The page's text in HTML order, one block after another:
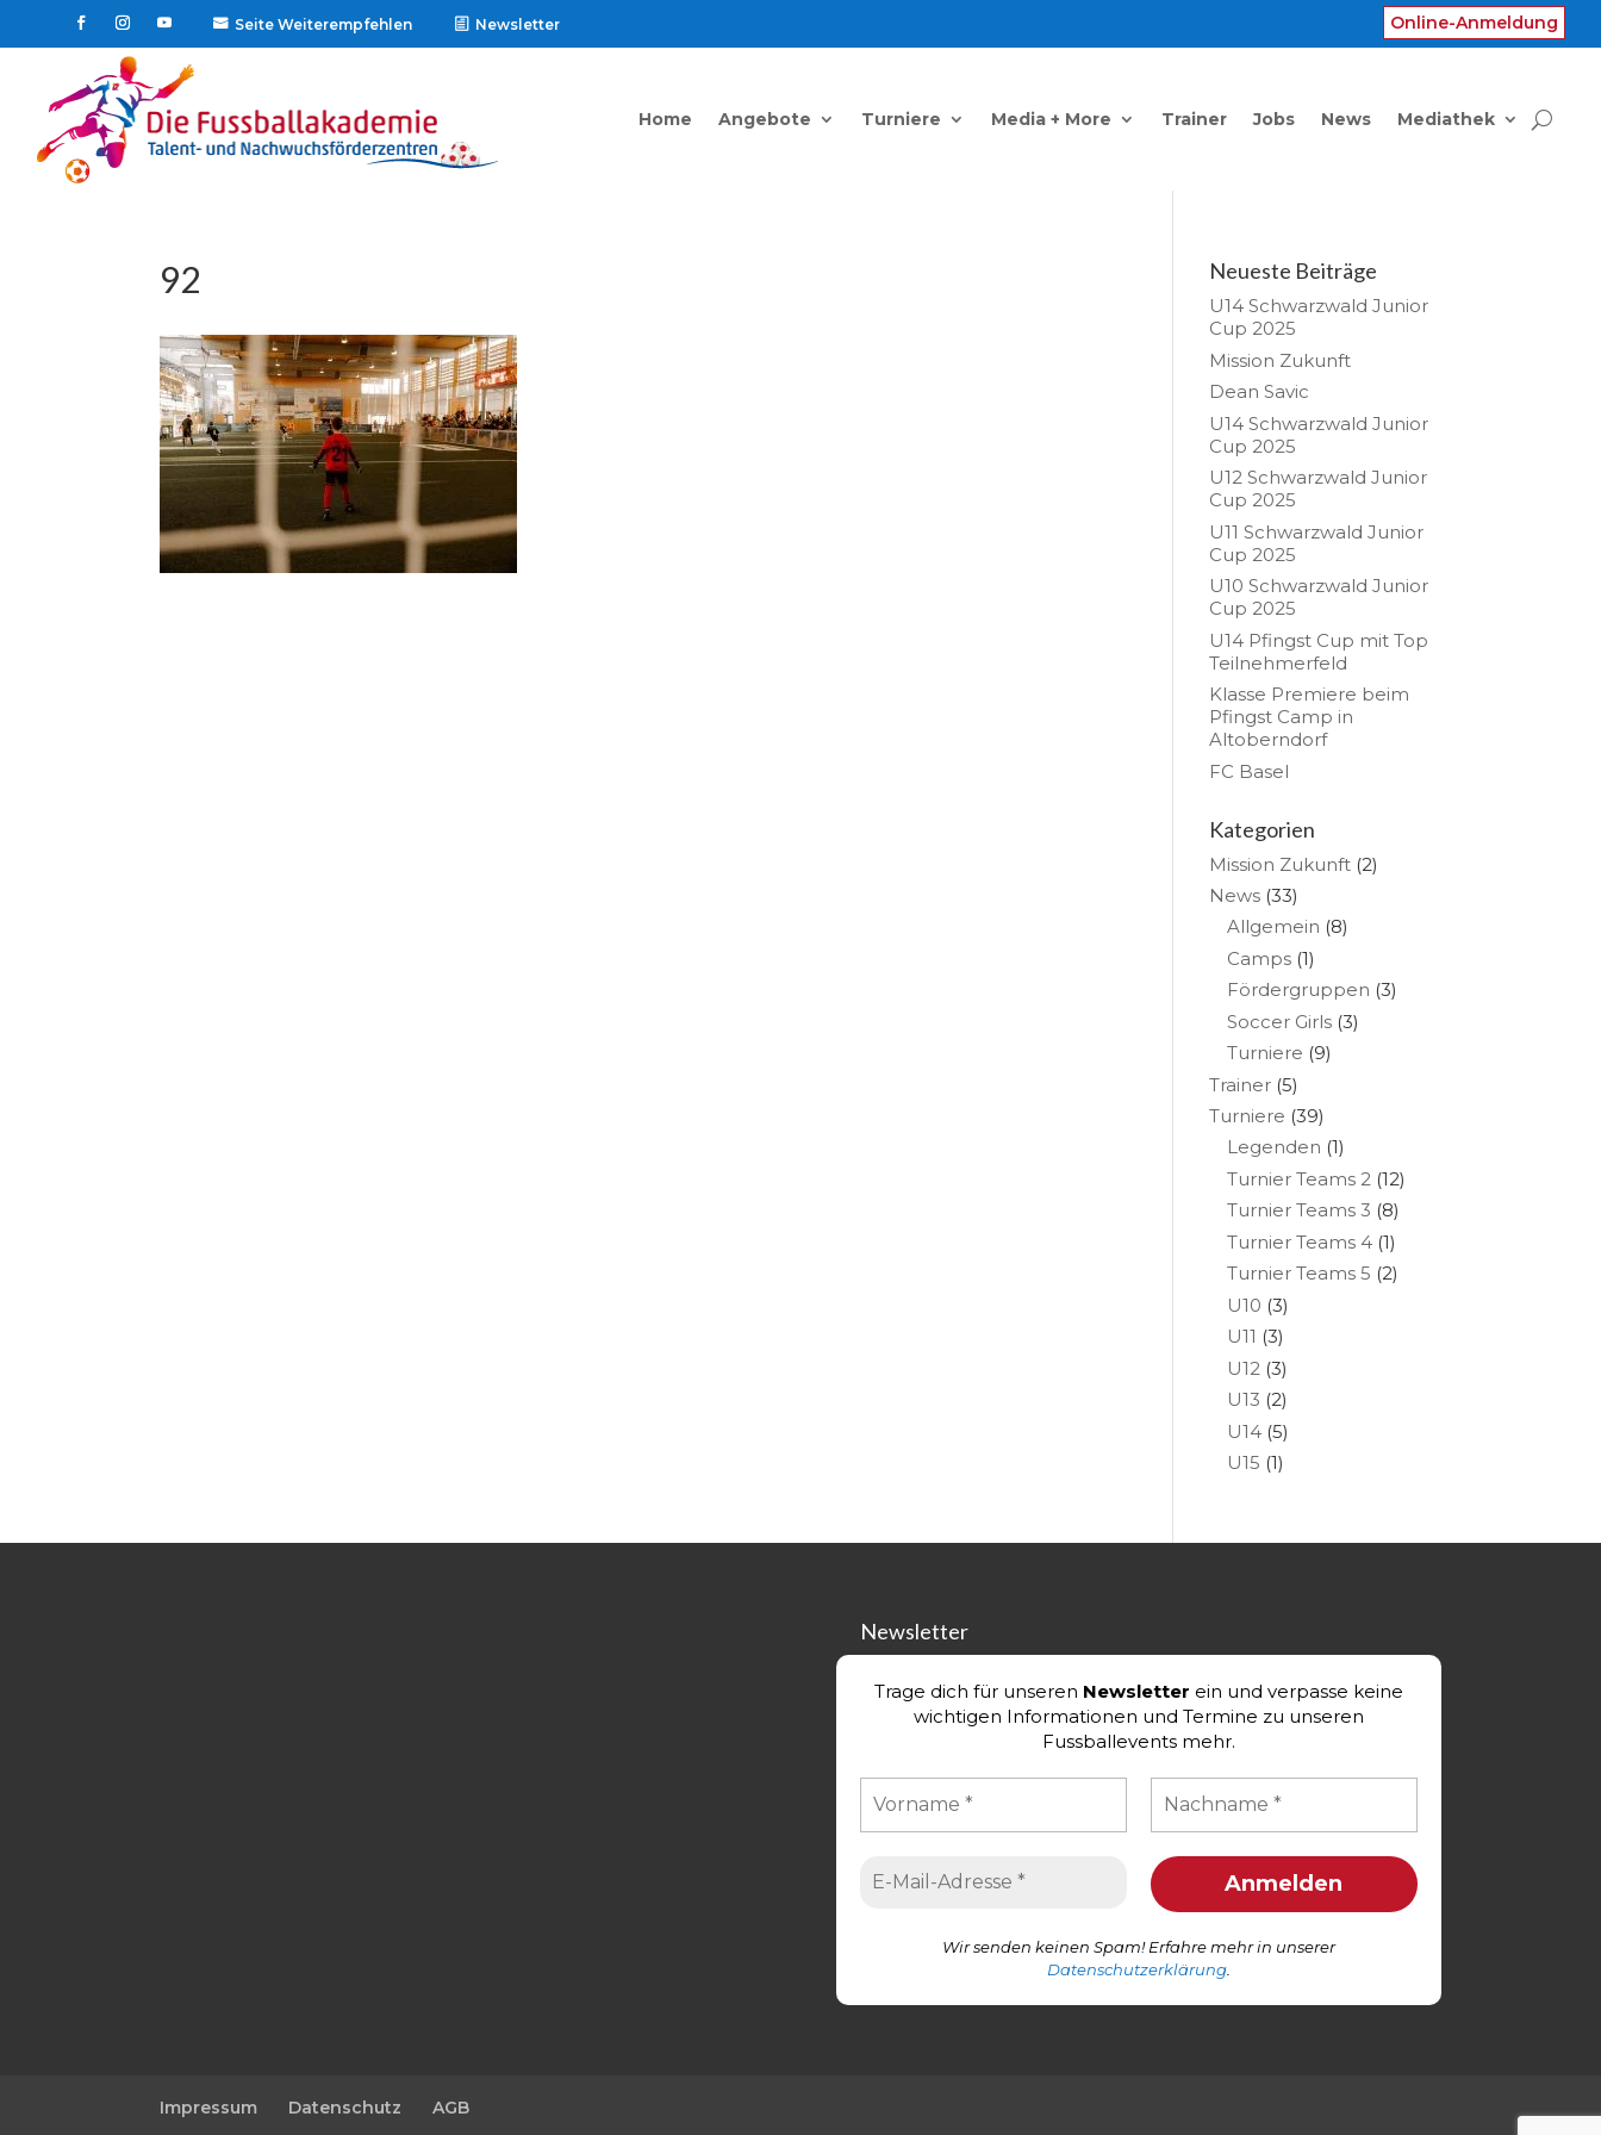
Seite Weiterempfehlen Newsletter Online-Anmeldung
Home Angebote Turniere Media + More Trainer Jobs News Mediathek
92 Neueste Beiträge
U14 Schwarzwald Junior
Cup 2025
Mission Zukunft
Dean Savic
U14 Schwarzwald Junior
Cup 2025
U12 Schwarzwald Junior
Cup 2025
U11 Schwarzwald Junior
Cup 2025
U10 Schwarzwald Junior
Cup 2025
U14 Pfingst Cup mit Top
Teilnehmerfeld
Klasse Premiere beim
Pfingst Camp in
Altoberndorf
FC Basel
Kategorien
Mission Zukunft (2)
News (33)
Allgemein (8)
Camps (1)
Fördergruppen (3)
Soccer Girls (3)
Turniere (9)
Trainer (5)
Turniere (39)
Legenden (1)
Turnier Teams 2 (12)
Turnier Teams 3 (8)
Turnier Teams 4 (1)
Turnier Teams 5 (2)
U10 (3)
U11 (3)
U12 (3)
U13 (2)
U14 (5)
U15 (1)
Newsletter
Trage dich für unseren Newsletter ein und verpasse keine
wichtigen Informationen und Termine zu unseren
Fussballevents mehr.
Wir senden keinen Spam! Erfahre mehr in unserer
Datenschutzerklärung.
Impressum Datenschutz AGB